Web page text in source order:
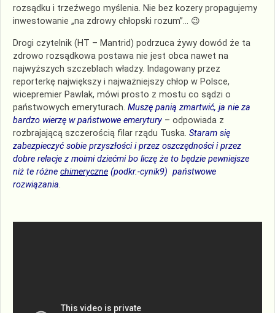
rozsądku i trzeźwego myślenia. Nie bez kozery propagujemy
inwestowanie „na zdrowy chłopski rozum”… 😉
Drogi czytelnik (HT – Mantrid) podrzuca żywy dowód że ta
zdrowo rozsądkowa postawa nie jest obca nawet na
najwyższych szczeblach władzy. Indagowany przez
reporterkę największy i najważniejszy chłop w Polsce,
wicepremier Pawlak, mówi prosto z mostu co sądzi o
państwowych emeryturach. Muszę panią zmartwić, ja nie za
bardzo wierzę w państwowe emerytury – odpowiada z
rozbrajającą szczerością filar rządu Tuska. Staram się
zabezpieczyć sobie przyszłości i przez oszczędności i przez
dobre relacje z moimi dziećmi bo liczę że to będzie pewniejsze
niż te różne chimeryczne (podkr.-cynik9) państwowe
rozwiązania.